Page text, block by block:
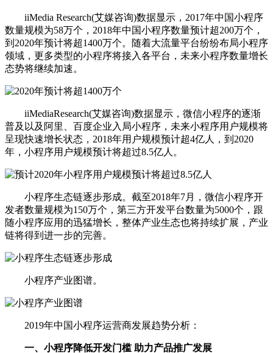
iiMedia Research(艾媒咨询)数据显示，2017年中国小程序
数量规模为58万个，2018年中国小程序数量预计超200万个，
到2020年预计将超1400万个。随着大流量平台纷纷布局小程序
领域，更多类型的小程序将接入各平台，未来小程序数量增长
态势将继续加速。
iiMediaResearch(艾媒咨询)数据显示，微信小程序的逐渐
普及以及阿里、百度企业入局小程序，未来小程序用户规模将
呈现快速增长状态，2018年用户规模预计超4亿人，到2020
年，小程序用户规模预计将超过8.5亿人。
小程序生态链逐步形成。截至2018年7月，微信小程序开
发者数量规模为150万个，第三方开发平台数量为5000个，跟
随小程序应用的迅猛增长，整体产业生态也将持续扩展，产业
链将得到进一步的完善。
小程序产业图谱。
2019年中国小程序运营商发展趋势分析：
一、小程序降低开发门槛 助力产品推广发展